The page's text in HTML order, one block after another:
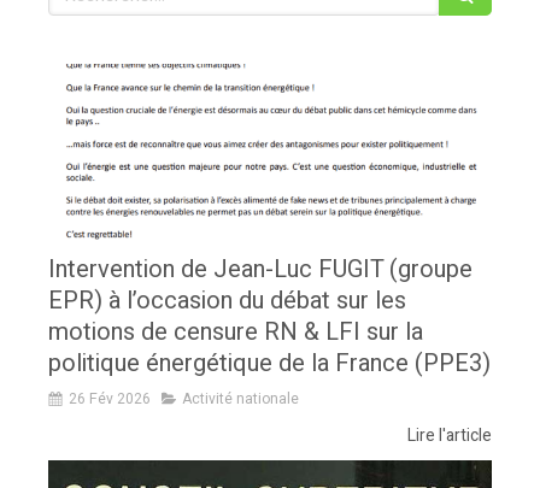
Intervention de Jean-Luc FUGIT (groupe
EPR) à l’occasion du débat sur les
motions de censure RN & LFI sur la
politique énergétique de la France (PPE3)
26 Fév 2026 Activité nationale
Lire l'article